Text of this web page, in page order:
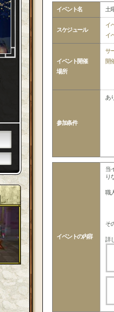
イベント名 土
スケジュール
イ
イ
イベント開催
場所
サ
開
参加条件
あ
イベントの内容
当
り
職
そ
詳